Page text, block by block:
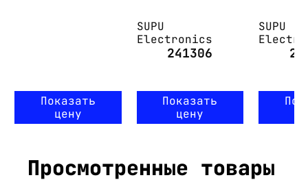
Показать
цену
SUPU
Electronics
241306
Показать
цену
SUPU
Просмотренные товары